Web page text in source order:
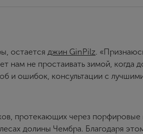
остается джин GinPilz.
не простаивать зимой, когда
и ошибок, консультации с
протекающих через
долины Чембра. Благодаря